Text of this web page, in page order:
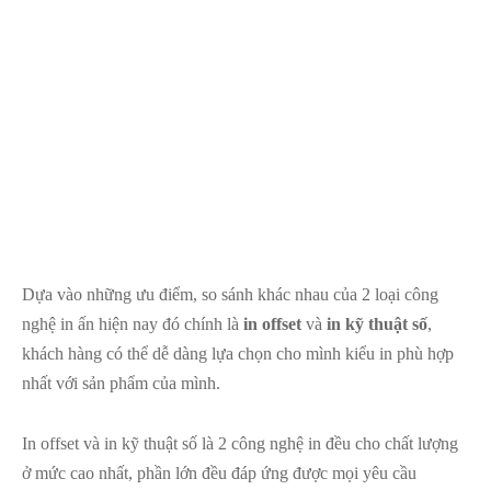
Dựa vào những ưu điểm, so sánh khác nhau của 2 loại công
nghệ in ấn hiện nay đó chính là in offset và in kỹ thuật số,
khách hàng có thể dễ dàng lựa chọn cho mình kiểu in phù hợp
nhất với sản phẩm của mình.
In offset và in kỹ thuật số là 2 công nghệ in đều cho chất lượng
ở mức cao nhất, phần lớn đều đáp ứng được mọi yêu cầu